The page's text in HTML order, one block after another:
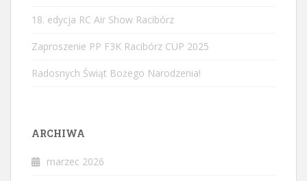
18. edycja RC Air Show Racibórz
Zaproszenie PP F3K Racibórz CUP 2025
Radosnych Świąt Bożego Narodzenia!
ARCHIWA
marzec 2026